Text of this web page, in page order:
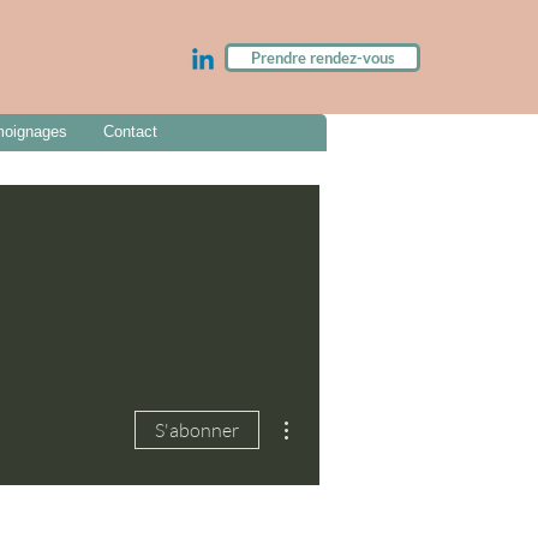
Prendre rendez-vous
Contact
S'abonner